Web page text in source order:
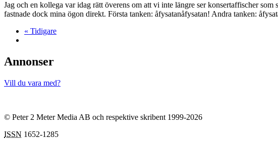
Jag och en kollega var idag rätt överens om att vi inte längre ser konsertaffischer
fastnade dock mina ögon direkt. Första tanken: åfysatanåfysatan! Andra tanken:
« Tidigare
Annonser
Vill du vara med?
© Peter 2 Meter Media AB och respektive skribent 1999-2026
ISSN 1652-1285